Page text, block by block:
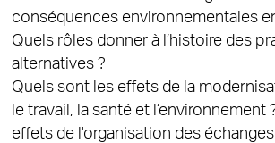
conséquences environnementales
Quels rôles donner à l’histoire des
alternatives ?
Quels sont les effets de la
le travail, la santé et l’environnement
effets de l'organisation des